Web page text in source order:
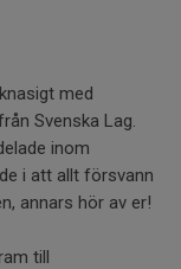
med
Svenska Lag.
inom
i att allt försvann
annars hör av er!
till